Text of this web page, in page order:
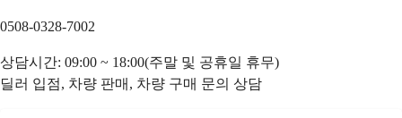
0508-0328-7002
상담시간: 09:00 ~ 18:00(주말 및 공휴일 휴무)
딜러 입점, 차량 판매, 차량 구매 문의 상담